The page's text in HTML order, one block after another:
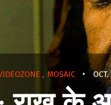
, MOSAIC •